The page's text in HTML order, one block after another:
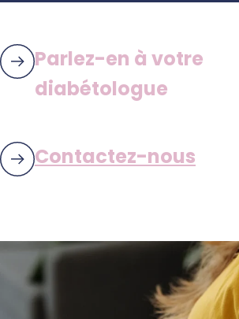
Parlez-en à votre
diabétologue
Contactez-nous